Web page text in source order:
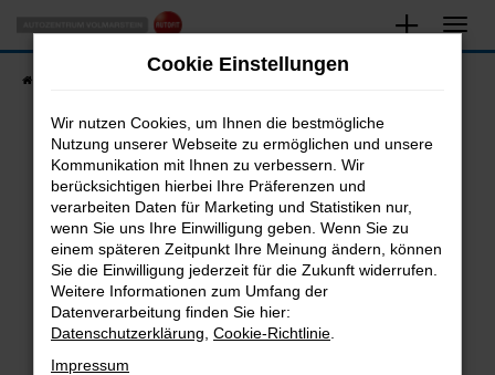
Zum
Hauptinhalt
springen
Fahrzeugsuche
Fehler: Network Error
Beim Laden ist ein Fehler aufgetreten.
Hier sind ein paar Tipps, die dir helfen können:
Überprüfe deine Firewall und deine
Internetverbindung.
Laden andere Webseiten, zum Beispiel deine
Suchmaschine?
Cookie Einstellungen
Wir nutzen Cookies, um Ihnen die bestmögliche
Nutzung unserer Webseite zu ermöglichen und unsere
Kommunikation mit Ihnen zu verbessern. Wir
berücksichtigen hierbei Ihre Präferenzen und
verarbeiten Daten für Marketing und Statistiken nur,
wenn Sie uns Ihre Einwilligung geben. Wenn Sie zu
einem späteren Zeitpunkt Ihre Meinung ändern, können
Sie die Einwilligung jederzeit für die Zukunft widerrufen.
Weitere Informationen zum Umfang der
Datenverarbeitung finden Sie hier:
Datenschutzerklärung Cookie-Richtlinie
Impressum